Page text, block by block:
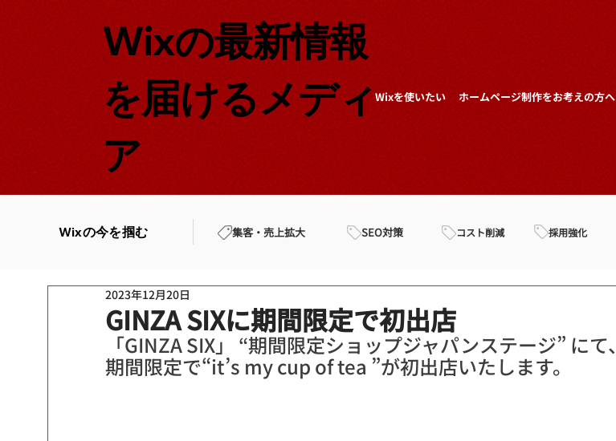
Wixの最新情報
を届けるメディ
ア
Wixを使いたい ホームページ制作をお考えの方へ
Wixの今を掴む 集客・売上拡大 SEO対策 コスト削減 採用強化
GINZA SIXに期間限定で初出店
2023年12月20日
「GINZA SIX」 “期間限定ショップジャパンステージ” にて、
期間限定で“it’s my cup of tea ”が初出店いたします。